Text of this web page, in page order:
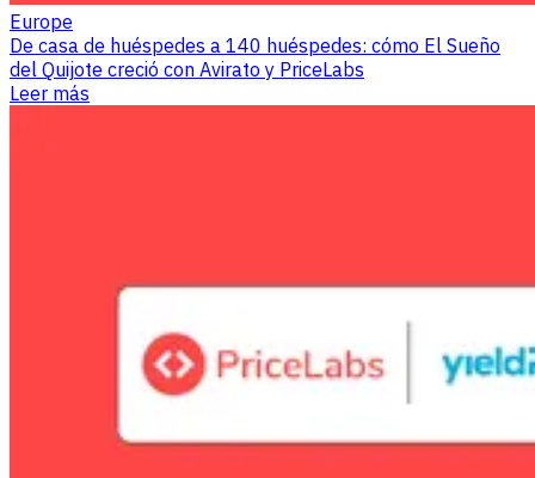
Europe
De casa de huéspedes a 140 huéspedes: cómo El Sueño
del Quijote creció con Avirato y PriceLabs
Leer más